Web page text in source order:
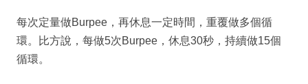
每次定量做Burpee，再休息一定時間，重覆做多個循
環。比方說，每做5次Burpee，休息30秒，持續做15個
循環。